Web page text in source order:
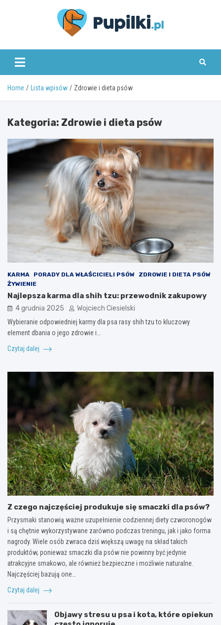
www.pupilki.pl
Home Lista wpisów Zdrowie i dieta psów
Kategoria: Zdrowie i dieta psów
KARMA PORADY DLA WŁAŚCICIELI PSÓW
ZDROWIE I DIETA PSÓW
ŻYWIENIE
Najlepsza karma dla shih tzu: przewodnik zakupowy
4 grudnia 2025 Wojciech Ciesielski
Wybieranie odpowiedniej karmy dla psa rasy shih tzu to kluczowy
element dbania o jego zdrowie i…
Czytaj dalej
Z czego najczęściej produkuje się smaczki dla psów?
Przysmaki stanowią ważne uzupełnienie codziennej diety czworonogów
i są chętnie wykorzystywane zarówno podczas treningu, jak i jako forma
nagrody. Wiele osób zwraca dziś większą uwagę na skład takich
produktów, ponieważ smaczki dla psów nie powinny być jedynie
atrakcyjne smakowo, ale również bezpieczne i możliwie naturalne.
Najczęściej bazują one…
Czytaj dalej
Objawy stresu u psa i kota, które opiekun